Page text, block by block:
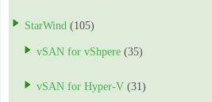
StarWind (105)
vSAN for vShpere (35)
vSAN for Hyper-V (31)